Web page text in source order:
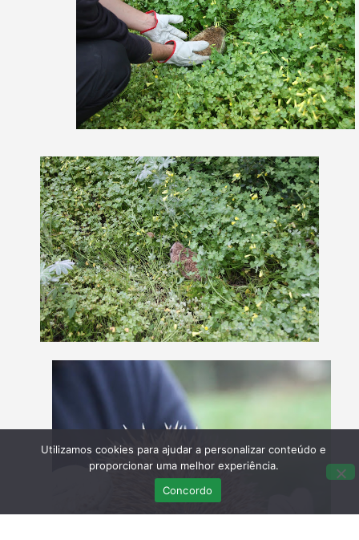
Utilizamos cookies para ajudar a personalizar conteúdo e
proporcionar uma melhor experiência.
Concordo